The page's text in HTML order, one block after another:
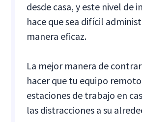
desde casa, y este nivel de
hace que sea difícil
manera eficaz.
La mejor manera de
hacer que tu equipo
estaciones de trabajo en
las distracciones a su